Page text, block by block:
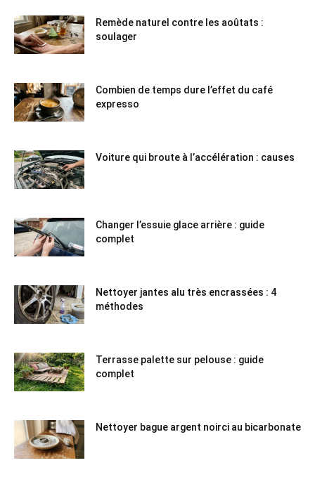
Remède naturel contre les aoûtats :
soulager
Combien de temps dure l’effet du café
expresso
Voiture qui broute à l’accélération : causes
Changer l’essuie glace arrière : guide
complet
Nettoyer jantes alu très encrassées : 4
méthodes
Terrasse palette sur pelouse : guide
complet
Nettoyer bague argent noirci au bicarbonate